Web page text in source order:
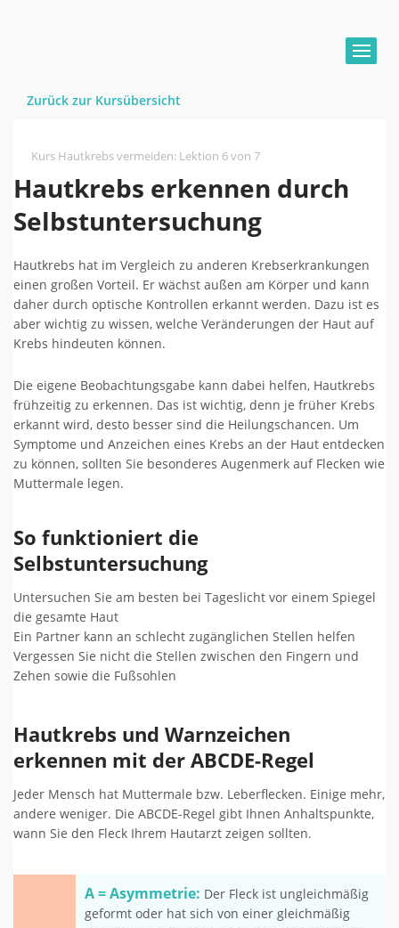
Zurück zur Kursübersicht
Kurs Hautkrebs vermeiden: Lektion 6 von 7
Hautkrebs erkennen durch
Selbstuntersuchung
Hautkrebs hat im Vergleich zu anderen Krebserkrankungen
einen großen Vorteil. Er wächst außen am Körper und kann
daher durch optische Kontrollen erkannt werden. Dazu ist es
aber wichtig zu wissen, welche Veränderungen der Haut auf
Krebs hindeuten können.
Die eigene Beobachtungsgabe kann dabei helfen, Hautkrebs
frühzeitig zu erkennen. Das ist wichtig, denn je früher Krebs
erkannt wird, desto besser sind die Heilungschancen. Um
Symptome und Anzeichen eines Krebs an der Haut entdecken
zu können, sollten Sie besonderes Augenmerk auf Flecken wie
Muttermale legen.
So funktioniert die
Selbstuntersuchung
Untersuchen Sie am besten bei Tageslicht vor einem Spiegel
die gesamte Haut
Ein Partner kann an schlecht zugänglichen Stellen helfen
Vergessen Sie nicht die Stellen zwischen den Fingern und
Zehen sowie die Fußsohlen
Hautkrebs und Warnzeichen
erkennen mit der ABCDE-Regel
Jeder Mensch hat Muttermale bzw. Leberflecken. Einige mehr,
andere weniger. Die ABCDE-Regel gibt Ihnen Anhaltspunkte,
wann Sie den Fleck Ihrem Hautarzt zeigen sollten.
A = Asymmetrie: Der Fleck ist ungleichmäßig
geformt oder hat sich von einer gleichmäßig